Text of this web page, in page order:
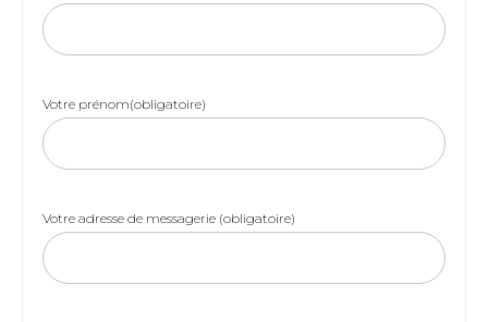
Votre prénom(obligatoire)
Votre adresse de messagerie (obligatoire)